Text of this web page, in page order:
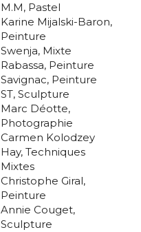
M.M, Pastel
Karine Mijalski-Baron,
Peinture
Swenja, Mixte
Rabassa, Peinture
Savignac, Peinture
ST, Sculpture
Marc Déotte,
Photographie
Carmen Kolodzey
Hay, Techniques
Mixtes
Christophe Giral,
Peinture
Annie Couget,
Sculpture